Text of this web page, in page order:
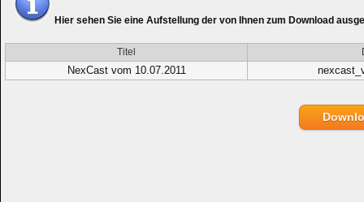
Hier sehen Sie eine Aufstellung der von Ihnen zum Download
Titel
NexCast vom 10.07.2011